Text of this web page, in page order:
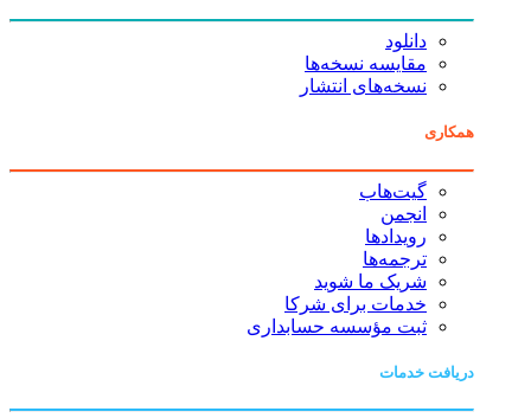
دانلود
مقایسه نسخه‌ها
نسخه‌های انتشار
همکاری
گیت‌هاب
انجمن
رویدادها
ترجمه‌ها
شریک ما شوید
خدمات برای شرکا
ثبت مؤسسه حسابداری
دریافت خدمات